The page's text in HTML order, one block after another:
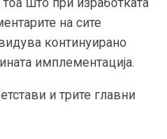
на сите
континуирано
имплементација.
и трите главни